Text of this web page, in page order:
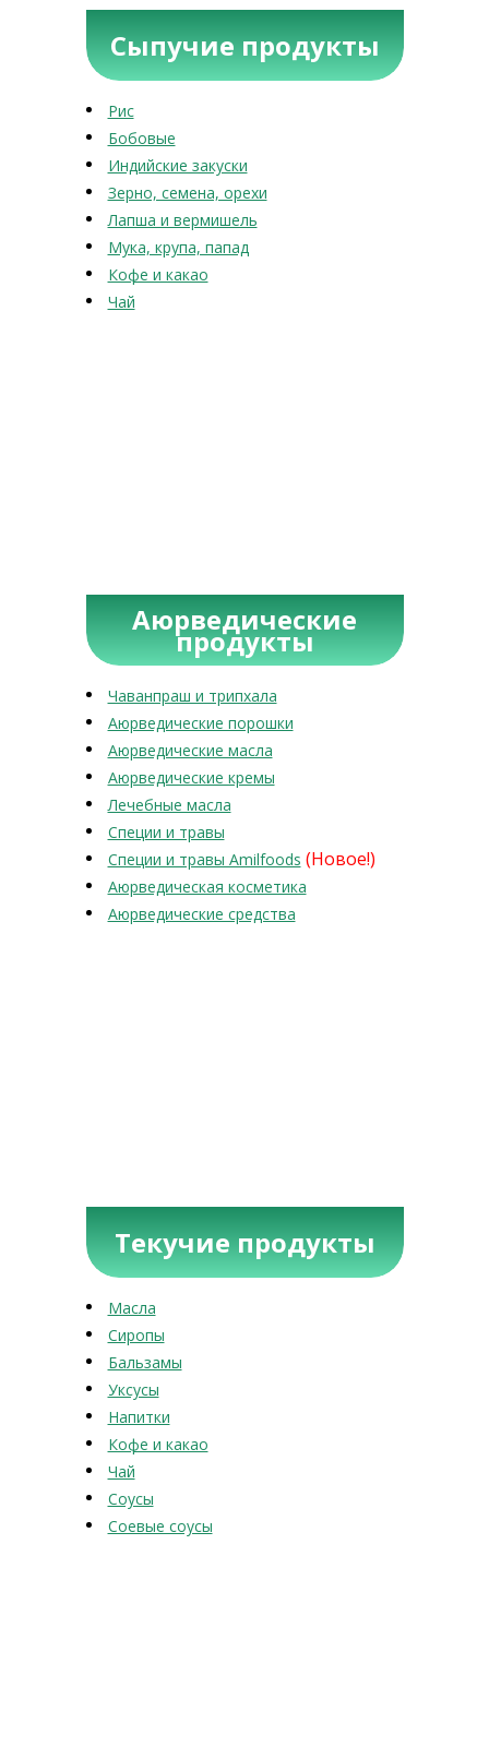
Сыпучие продукты
Рис
Бобовые
Индийские закуски
Зерно, семена, орехи
Лапша и вермишель
Мука, крупа, папад
Кофе и какао
Чай
Аюрведические
продукты
Чаванпраш и трипхала
Аюрведические порошки
Аюрведические масла
Аюрведические кремы
Лечебные масла
Специи и травы
Специи и травы Amilfoods (Новое!)
Аюрведическая косметика
Аюрведические средства
Текучие продукты
Масла
Сиропы
Бальзамы
Уксусы
Напитки
Кофе и какао
Чай
Соусы
Соевые соусы